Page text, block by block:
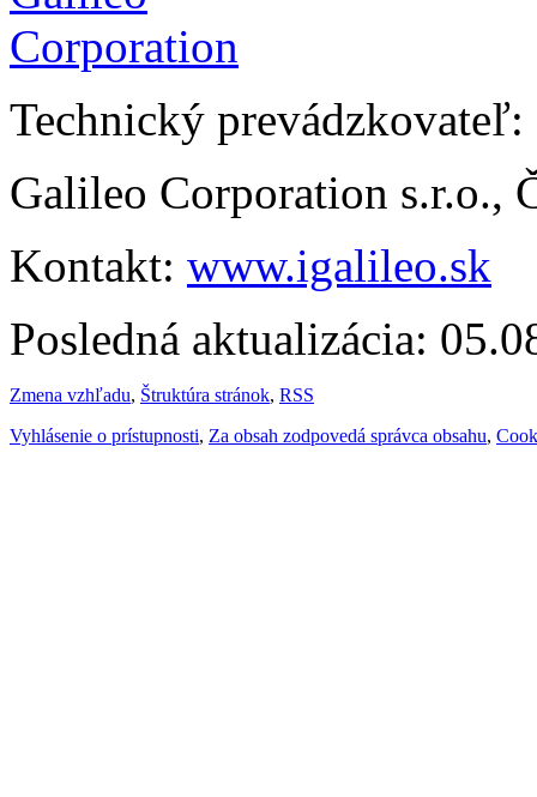
Technický prevádzkovateľ:
Galileo Corporation s.r.o.,
Kontakt: www.igalileo.sk
Posledná aktualizácia:
Zmena vzhľadu, Štruktúra stránok, RSS
Vyhlásenie o prístupnosti, Za obsah zodpovedá správca obsahu,